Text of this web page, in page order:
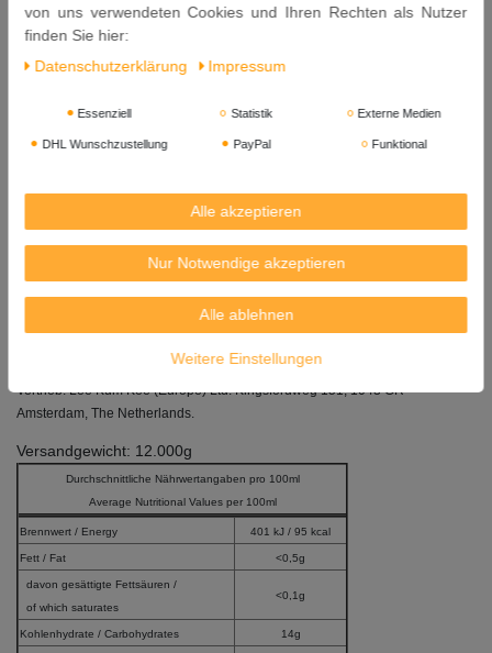
für die vegane Ernährung geeignet
Konservierungsstoff (Natriumbenzoat), Geschmacksverstärker
Allergene: Enthält Soja und Weizen.
Deckel nach dem Öffnen sorgfältig schließen und kühl
aufbewahren.
Mindestens Haltbar bis: 13. 05. 2027
Vertrieb: Lee Kum Kee (Europe) Ltd. Kingsfordweg 151, 1043 GR
Amsterdam, The Netherlands.
Versandgewicht: 12.000g
Durchschnittliche Nährwertangaben pro 100ml
Average Nutritional Values per 100ml
Brennwert / Energy 401 kJ / 95 kcal
Fett / Fat <0,5g
davon gesättigte Fettsäuren /
of which saturates
<0,1g
Kohlenhydrate / Carbohydrates 14g
von uns verwendeten Cookies und Ihren Rechten als Nutzer
finden Sie hier:
Daten­schutz­erklärung
Impressum
Essenziell Statistik Externe Medien
DHL Wunschzustellung PayPal Funktional
Alle akzeptieren
Nur Notwendige akzeptieren
Alle ablehnen
Weitere Einstellungen